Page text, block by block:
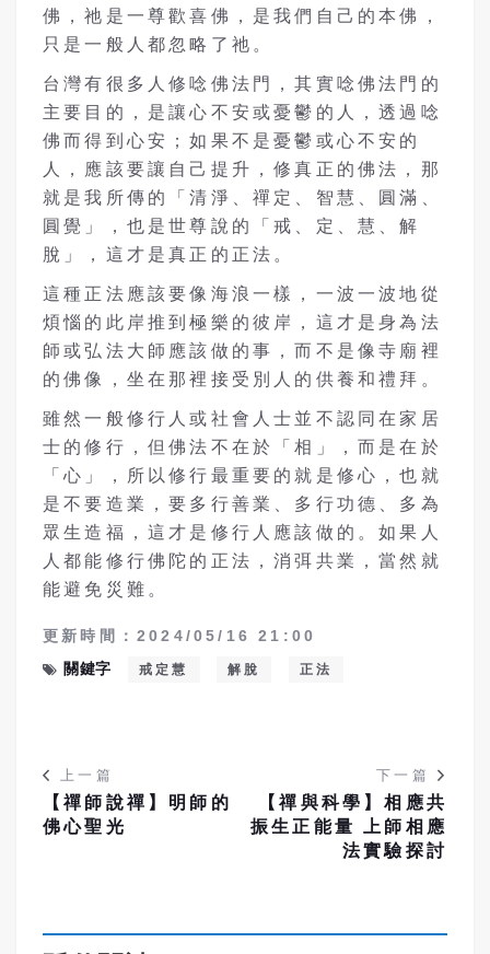
佛，祂是一尊歡喜佛，是我們自己的本佛，
只是一般人都忽略了祂。
台灣有很多人修唸佛法門，其實唸佛法門的
主要目的，是讓心不安或憂鬱的人，透過唸
佛而得到心安；如果不是憂鬱或心不安的
人，應該要讓自己提升，修真正的佛法，那
就是我所傳的「清淨、禪定、智慧、圓滿、
圓覺」，也是世尊說的「戒、定、慧、解
脫」，這才是真正的正法。
這種正法應該要像海浪一樣，一波一波地從
煩惱的此岸推到極樂的彼岸，這才是身為法
師或弘法大師應該做的事，而不是像寺廟裡
的佛像，坐在那裡接受別人的供養和禮拜。
雖然一般修行人或社會人士並不認同在家居
士的修行，但佛法不在於「相」，而是在於
「心」，所以修行最重要的就是修心，也就
是不要造業，要多行善業、多行功德、多為
眾生造福，這才是修行人應該做的。如果人
人都能修行佛陀的正法，消弭共業，當然就
能避免災難。
更新時間：2024/05/16 21:00
關鍵字
戒定慧 解脫 正法
上一篇
【禪師說禪】明師的
佛心聖光
下一篇
【禪與科學】相應共
振生正能量 上師相應
法實驗探討